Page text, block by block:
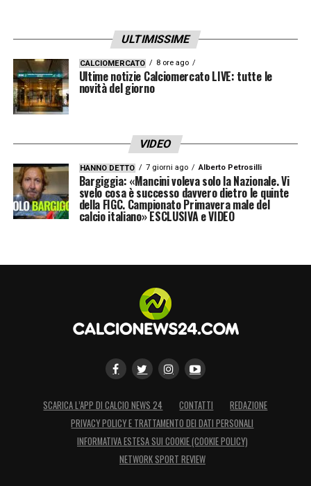
ULTIMISSIME
CALCIOMERCATO 8 ore ago
Ultime notizie Calciomercato LIVE: tutte le
novità del giorno
VIDEO
HANNO DETTO 7 giorni ago Alberto Petrosilli
Bargiggia: «Mancini voleva solo la Nazionale. Vi
svelo cosa è successo davvero dietro le quinte
della FIGC. Campionato Primavera male del
calcio italiano» ESCLUSIVA e VIDEO
SCARICA L’APP DI CALCIO NEWS 24 CONTATTI
REDAZIONE
PRIVACY POLICY E TRATTAMENTO DEI DATI PERSONALI
INFORMATIVA ESTESA SUI COOKIE (COOKIE POLICY)
NETWORK SPORT REVIEW